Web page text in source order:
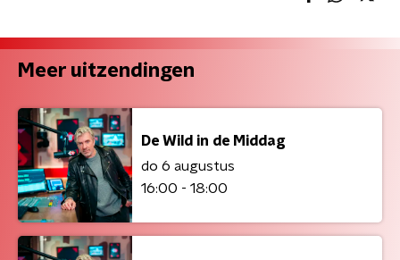
Meer uitzendingen
De Wild in de Middag
do 6 augustus
16:00 - 18:00